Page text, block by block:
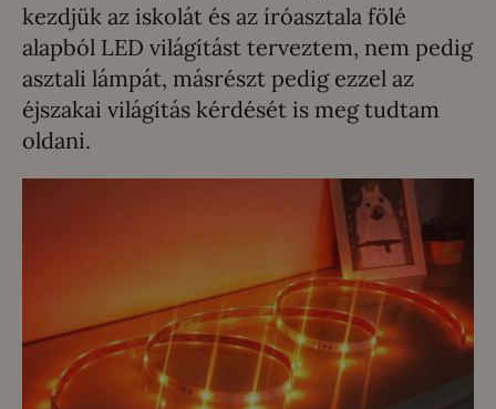
kezdjük az iskolát és az íróasztala fölé
alapból LED világítást terveztem, nem pedig
asztali lámpát, másrészt pedig ezzel az
éjszakai világítás kérdését is meg tudtam
oldani.